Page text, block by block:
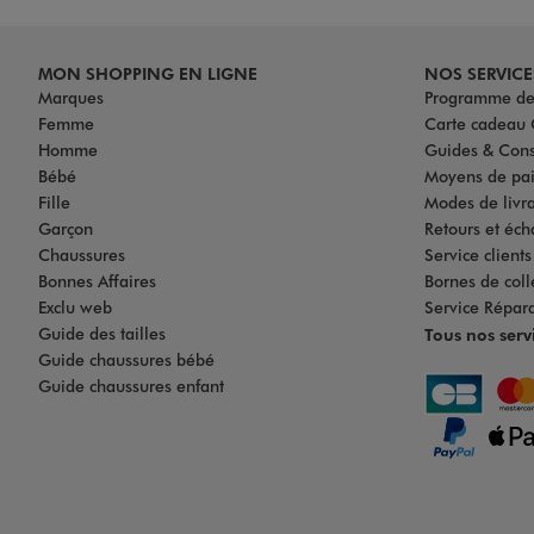
MON SHOPPING EN LIGNE
Marques
Femme
Homme
Bébé
Fille
Garçon
Chaussures
Bonnes Affaires
Exclu web
Guide des tailles
Guide chaussures bébé
Guide chaussures enfant
NOS
Programme
Carte cadeau
Guides &
Moyens de
Modes de
Retours et
Service
Bornes de
Service
Tous nos